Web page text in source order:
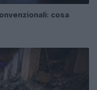
cosa